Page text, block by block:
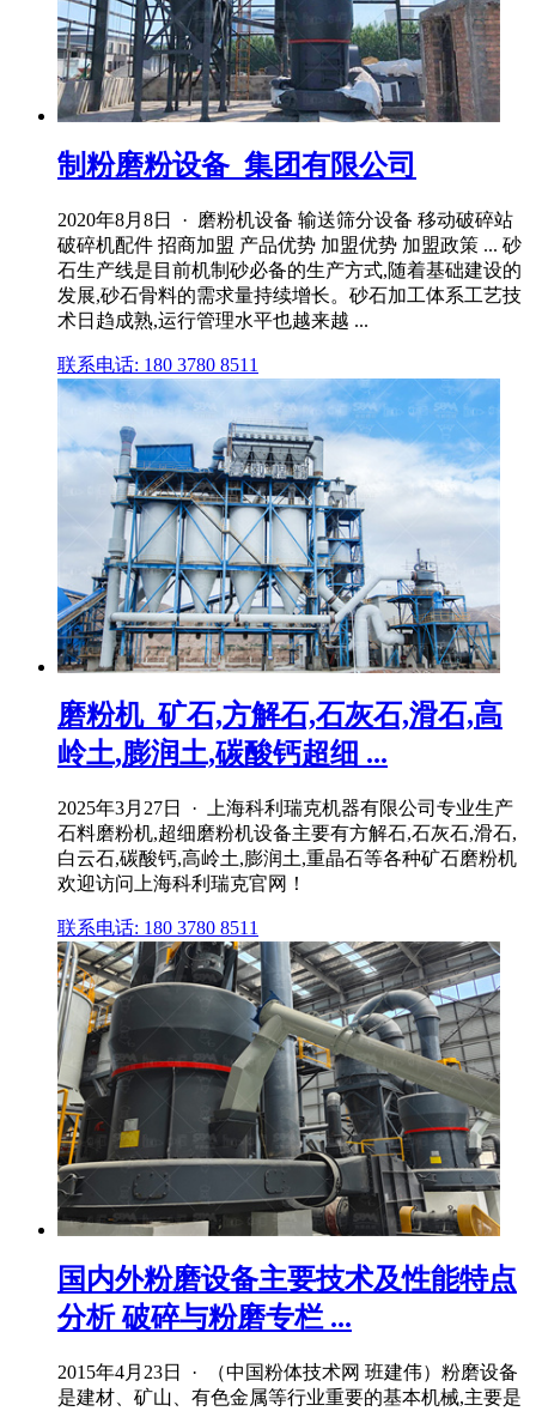
制粉磨粉设备_集团有限公司
2020年8月8日 · 磨粉机设备 输送筛分设备 移动破碎站
破碎机配件 招商加盟 产品优势 加盟优势 加盟政策 ... 砂
石生产线是目前机制砂必备的生产方式,随着基础建设的
发展,砂石骨料的需求量持续增长。砂石加工体系工艺技
术日趋成熟,运行管理水平也越来越 ...
联系电话: 180 3780 8511
磨粉机_矿石,方解石,石灰石,滑石,高
岭土,膨润土,碳酸钙超细 ...
2025年3月27日 · 上海科利瑞克机器有限公司专业生产
石料磨粉机,超细磨粉机设备主要有方解石,石灰石,滑石,
白云石,碳酸钙,高岭土,膨润土,重晶石等各种矿石磨粉机
欢迎访问上海科利瑞克官网！
联系电话: 180 3780 8511
国内外粉磨设备主要技术及性能特点
分析 破碎与粉磨专栏 ...
2015年4月23日 · （中国粉体技术网 班建伟）粉磨设备
是建材、矿山、有色金属等行业重要的基本机械,主要是